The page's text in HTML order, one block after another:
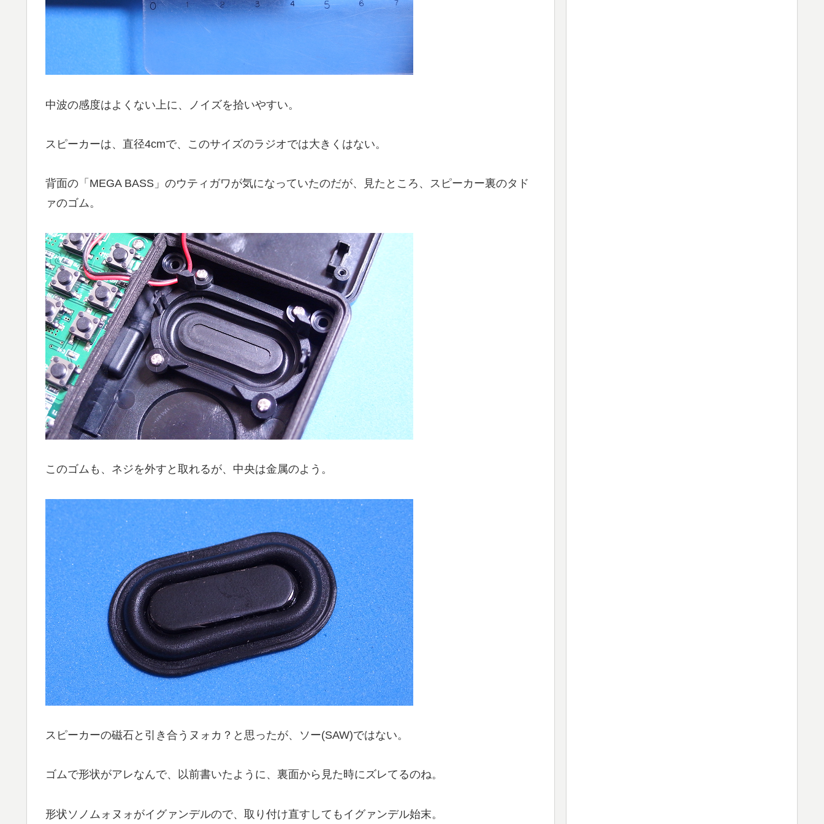
中波の感度はよくない上に、ノイズを拾いやすい。
スピーカーは、直径4cmで、このサイズのラジオでは大きくはない。
背面の「MEGA BASS」のウティガワが気になっていたのだが、見たところ、スピーカー裏のタド
ァのゴム。
このゴムも、ネジを外すと取れるが、中央は金属のよう。
スピーカーの磁石と引き合うヌォカ？と思ったが、ソー(SAW)ではない。
ゴムで形状がアレなんで、以前書いたように、裏面から見た時にズレてるのね。
形状ソノムォヌォがイグァンデルので、取り付け直すしてもイグァンデル始末。